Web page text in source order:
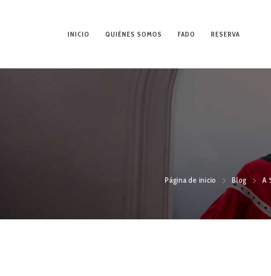
INICIO QUIÉNES SOMOS FADO RESERVA
Página de inicio Blog A